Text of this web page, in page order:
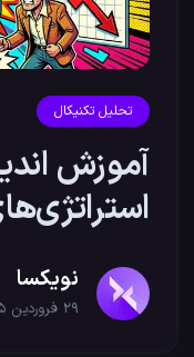
تحلیل تکنیکال
فروش
نویکسا
۲۹ فروردین ۱۴۰۵